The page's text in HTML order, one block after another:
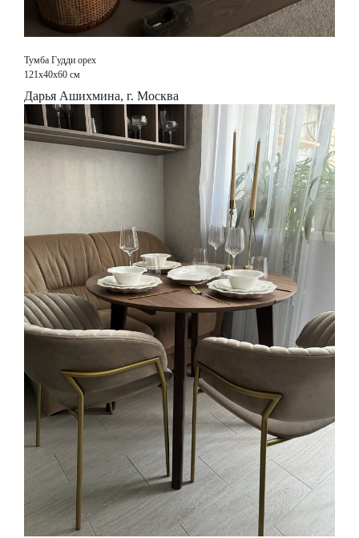
Тумба Гудди орех
121х40х60 см
Дарья Ашихмина, г. Москва